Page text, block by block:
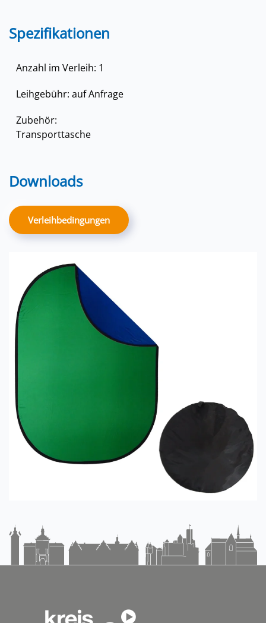
Spezifikationen
Anzahl im Verleih: 1
Leihgebühr: auf Anfrage
Zubehör:
Transporttasche
Downloads
Verleihbedingungen